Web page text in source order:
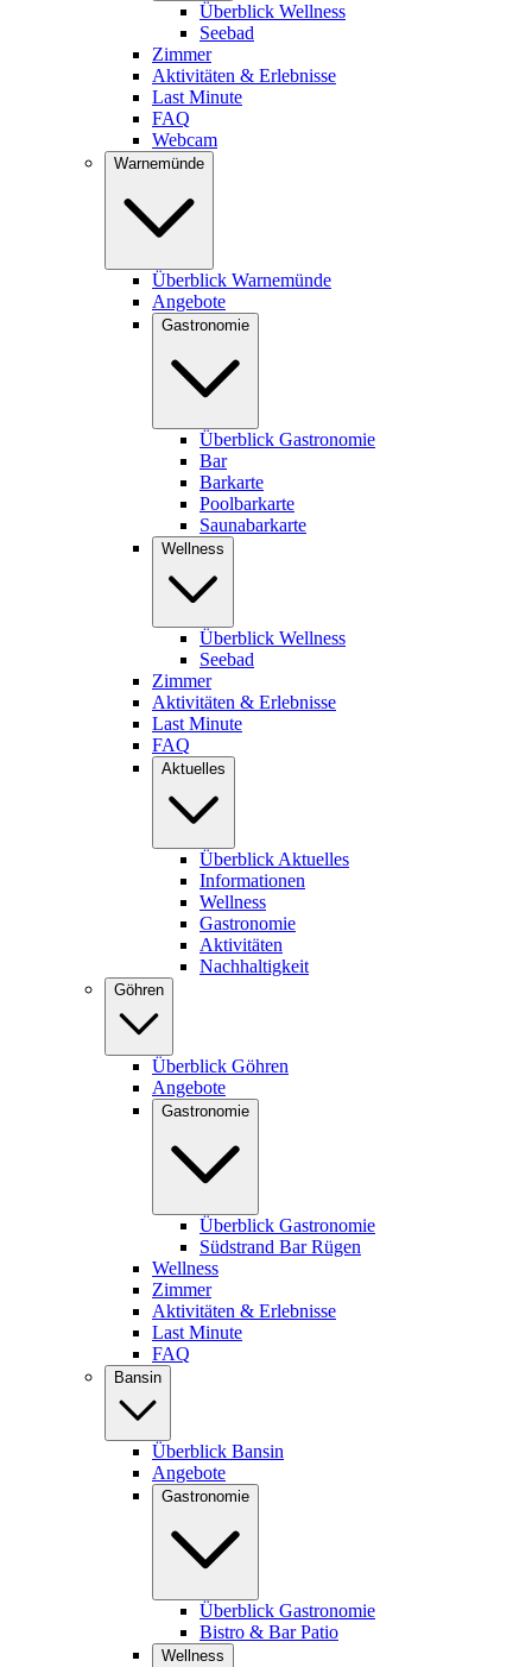
Überblick Wellness
Seebad
Zimmer
Aktivitäten & Erlebnisse
Last Minute
FAQ
Webcam
Warnemünde
Überblick Warnemünde
Angebote
Gastronomie
Überblick Gastronomie
Bar
Barkarte
Poolbarkarte
Saunabarkarte
Wellness
Überblick Wellness
Seebad
Zimmer
Aktivitäten & Erlebnisse
Last Minute
FAQ
Aktuelles
Überblick Aktuelles
Informationen
Wellness
Gastronomie
Aktivitäten
Nachhaltigkeit
Göhren
Überblick Göhren
Angebote
Gastronomie
Überblick Gastronomie
Südstrand Bar Rügen
Wellness
Zimmer
Aktivitäten & Erlebnisse
Last Minute
FAQ
Bansin
Überblick Bansin
Angebote
Gastronomie
Überblick Gastronomie
Bistro & Bar Patio
Wellness